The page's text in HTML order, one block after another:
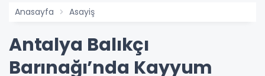
Anasayfa Asayiş
Antalya Balıkçı
Barınağı’nda Kayyum